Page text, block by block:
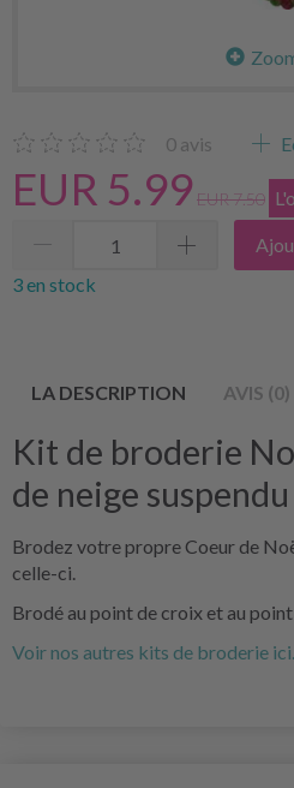
0 avis
EUR 5.99EUR 7.50
3 en stock
LA DESCRIPTION AVIS (0)
Kit de broderie
de neige
Brodez votre propre Coeur de
celle-ci.
Brodé au point de croix et au point
Voir nos autres kits de broderie ici.